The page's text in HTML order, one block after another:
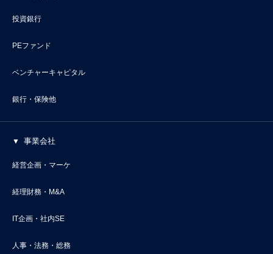
投資銀行
PEファンド
ベンチャーキャピタル
銀行・保険他
事業会社
経営企画・マーケ
経理財務・M&A
IT企画・社内SE
人事・法務・総務